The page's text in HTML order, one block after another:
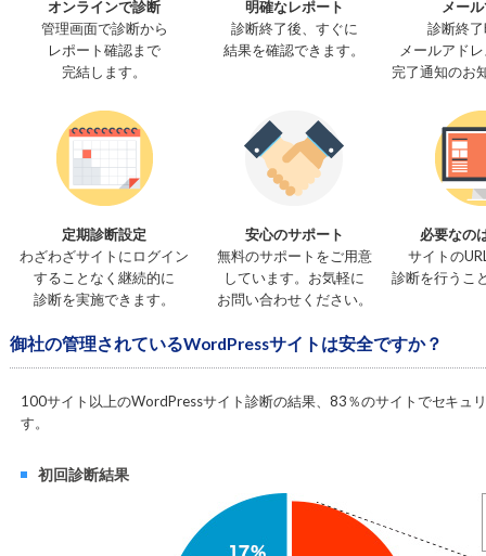
オンラインで診断
管理画面で診断から
レポート確認まで
完結します。
明確なレポート
診断終了後、すぐに
結果を確認できます。
メー
診断終
メールアド
完了通知のお
定期診断設定
わざわざサイトにログイン
することなく継続的に
診断を実施できます。
安心のサポート
無料のサポートをご用意
しています。お気軽に
お問い合わせください。
必要なの
サイトの
診断を行うこ
御社の管理されているWordPressサイトは安全ですか？
100サイト以上のWordPressサイト診断の結果、83％のサイトでセキュ
す。
初回診断結果